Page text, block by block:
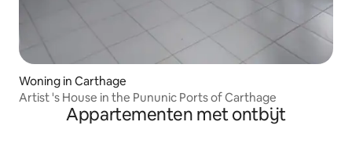
Woning in Carthage
Artist 's House in the Pununic Ports of Carthage
Appartementen met ontbijt